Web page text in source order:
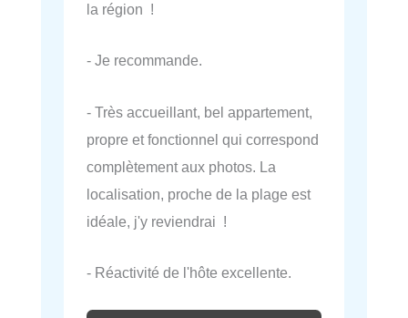
la région !
- Je recommande.
- Très accueillant, bel appartement,
propre et fonctionnel qui correspond
complètement aux photos. La
localisation, proche de la plage est
idéale, j'y reviendrai !
- Réactivité de l'hôte excellente.